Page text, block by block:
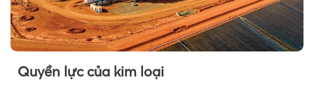
Quyền lực của kim loại